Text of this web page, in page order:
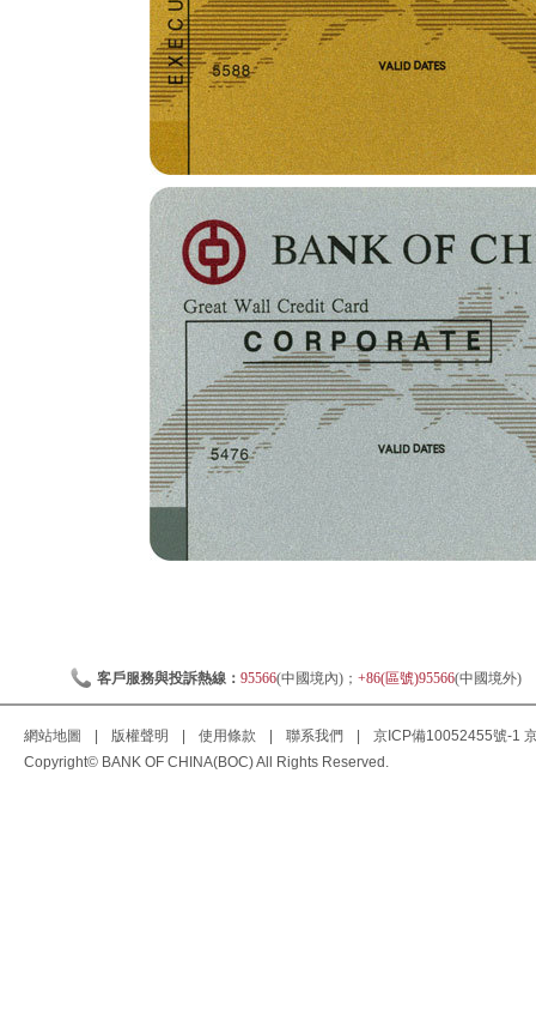
客戶服務與投訴熱線： 95566(中國境內)； +86(區號)95566(中國境外)
網站地圖 版權聲明 使用條款 聯系我們 京ICP備10052455號-1
Copyright© BANK OF CHINA(BOC) All Rights Reserved.